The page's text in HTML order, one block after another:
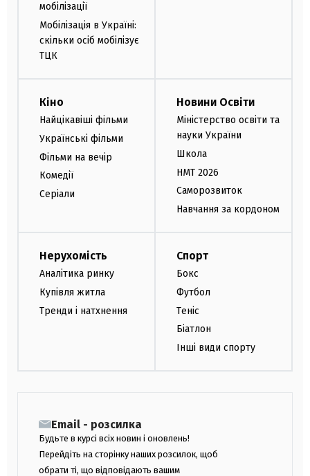
мобілізації
Мобілізація в Україні:
скільки осіб мобілізує
ТЦК
Кіно
Найцікавіші фільми
Українські фільми
Фільми на вечір
Комедії
Серіали
Новини Освіти
Міністерство освіти та
науки України
Школа
НМТ 2026
Саморозвиток
Навчання за кордоном
Нерухомість
Аналітика ринку
Купівля житла
Тренди і натхнення
Спорт
Бокс
Футбол
Теніс
Біатлон
Інші види спорту
Email - розсилка
Будьте в курсі всіх новин і оновлень!
Перейдіть на сторінку наших розсилок, щоб
обрати ті, що відповідають вашим